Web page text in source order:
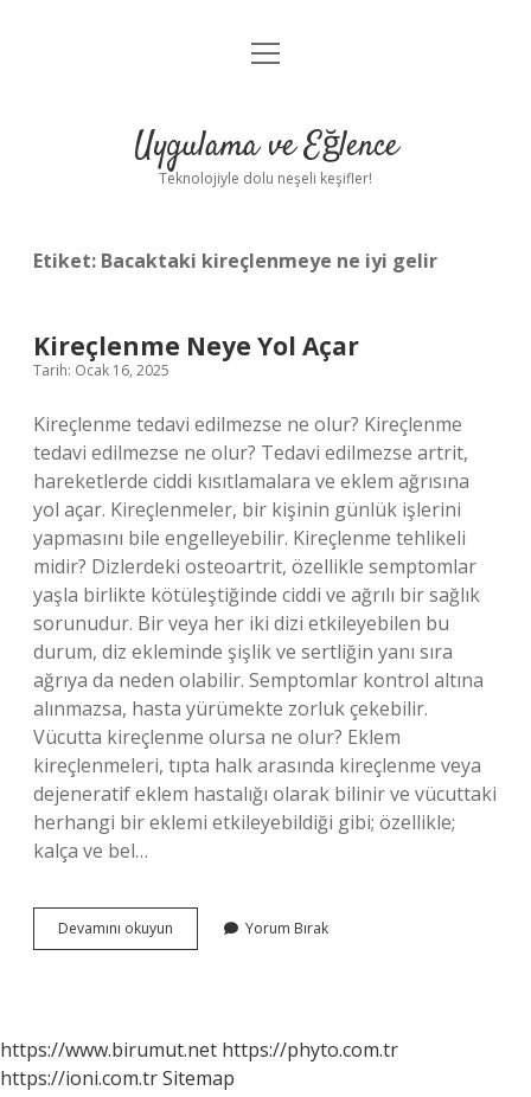
Anasayfa
Yasal Uyarı
menüyü
Uygulama ve Eğlence
Teknolojiyle dolu neşeli keşifler!
Etiket: Bacaktaki kireçlenmeye ne iyi gelir
Kireçlenme Neye Yol Açar
Tarih: Ocak 16, 2025
Kireçlenme tedavi edilmezse ne olur? Kireçlenme
tedavi edilmezse ne olur? Tedavi edilmezse artrit,
hareketlerde ciddi kısıtlamalara ve eklem ağrısına
yol açar. Kireçlenmeler, bir kişinin günlük işlerini
yapmasını bile engelleyebilir. Kireçlenme tehlikeli
midir? Dizlerdeki osteoartrit, özellikle semptomlar
yaşla birlikte kötüleştiğinde ciddi ve ağrılı bir sağlık
sorunudur. Bir veya her iki dizi etkileyebilen bu
durum, diz ekleminde şişlik ve sertliğin yanı sıra
ağrıya da neden olabilir. Semptomlar kontrol altına
alınmazsa, hasta yürümekte zorluk çekebilir.
Vücutta kireçlenme olursa ne olur? Eklem
kireçlenmeleri, tıpta halk arasında kireçlenme veya
dejeneratif eklem hastalığı olarak bilinir ve vücuttaki
herhangi bir eklemi etkileyebildiği gibi; özellikle;
kalça ve bel…
Devamını okuyun Kireçlenme
Neye
Yorum Bırak
https://www.birumut.net https://phyto.com.tr
https://ioni.com.trSitemap